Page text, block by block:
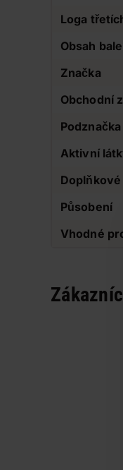
Loga
Obsah
Značka
Obchodní
Podznačka
Aktivní
Působení
Vhodné